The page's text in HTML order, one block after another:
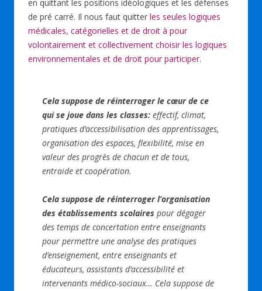
en quittant les positions idéologiques et les défenses
de pré carré. Il nous faut quitter les seules logiques
médicales, catégorielles et de droit à pour
volontairement et collectivement choisir les logiques
environnementales et de droit pour participer.
Cela suppose de réinterroger le cœur de ce
qui se joue dans les classes: effectif, climat,
pratiques d’accessibilisation des apprentissages,
organisation des espaces, flexibilité, mise en
valeur des progrès de chacun et de tous,
entraide et coopération.
Cela suppose de réinterroger l’organisation
des établissements scolaires pour dégager
des temps de concertation entre enseignants
pour permettre une analyse des pratiques
d’enseignement, entre enseignants et
éducateurs, assistants d’accessibilité et
intervenants médico-sociaux… Cela suppose de